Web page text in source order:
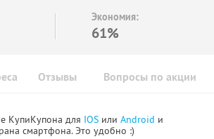
Экономия:
61%
Отзывы Вопросы по акции
КупиКупона для IOS или Android и
смартфона. Это удобно :)